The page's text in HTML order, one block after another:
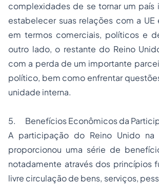
complexidades de se tornar um país
estabelecer suas relações com a UE
em termos comerciais, políticos e
outro lado, o restante do Reino
com a perda de um importante
político, bem como enfrentar
unidade interna.
5. Benefícios Econômicos da
A participação do Reino Unido na
proporcionou uma série de
notadamente através dos princípios
livre circulação de bens, serviços,